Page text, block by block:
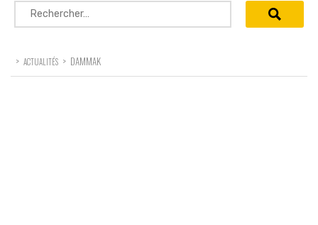
Rechercher :
> ACTUALITÉS > DAMMAK